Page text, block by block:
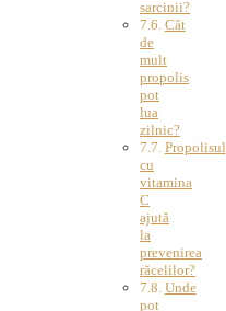
sarcinii?
Cât
de
mult
propolis
pot
lua
zilnic?
Propolisul
cu
vitamina
C
ajută
la
prevenirea
răcelilor?
Unde
pot